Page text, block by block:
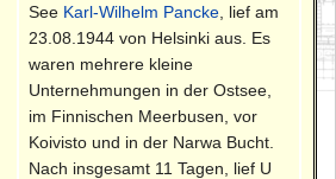
See Karl-Wilhelm Pancke , lief am
23.08.1944 von Helsinki aus. Es
waren mehrere kleine
Unternehmungen in der Ostsee,
im Finnischen Meerbusen, vor
Koivisto und in der Narwa Bucht.
Nach insgesamt 11 Tagen, lief U